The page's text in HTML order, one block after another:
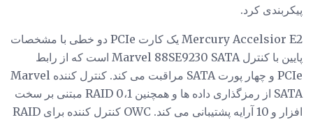
پیکربندی کرد.
Mercury Accelsior E2 یک کارت PCIe دو خطی با مشخصات
پایین با کنترل Marvel 88SE9230 SATA است که از رابط
PCIe و چهار پورت SATA مراقبت می کند. کنترل کننده Marvel
SATA از رمزگذاری داده ها و همچنین RAID 0،1 مبتنی بر سخت
افزار و 10 آرایه پشتیبانی می کند. OWC کنترل کننده برای RAID